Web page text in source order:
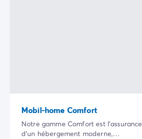
Mobil-home Comfort
Notre gamme Comfort est l’assurance
d’un hébergement moderne,